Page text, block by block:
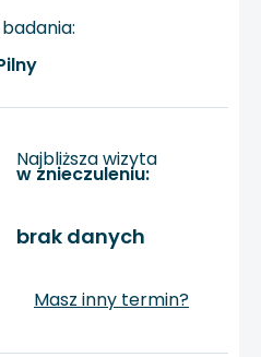
Najbliższa wizyta
w znieczuleniu:
brak danych
Masz inny termin?